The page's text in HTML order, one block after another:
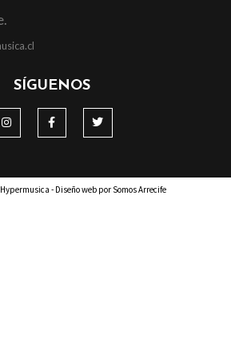
SÍGUENOS
- Diseño web por Somos Arrecife